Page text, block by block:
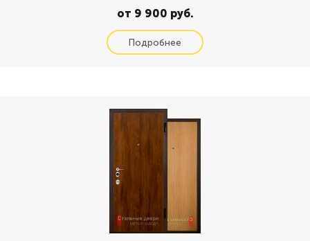
от 9 900 руб.